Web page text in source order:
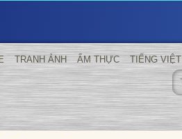
TRANH ẢNH ẨM THỰC TIẾNG VIỆT